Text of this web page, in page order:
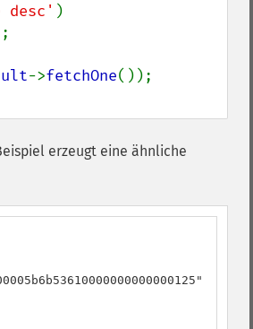
desc' )
->fetchOne
erzeugt eine ähnliche